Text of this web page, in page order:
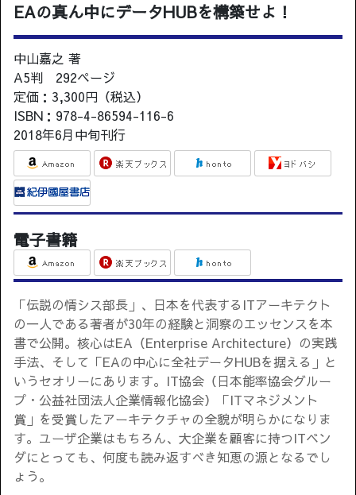
EAの真ん中にデータHUBを構築せよ！
中山嘉之 著
A5判 292ページ
定価：3,300円（税込）
ISBN：978-4-86594-116-6
2018年6月中旬刊行
電子書籍
「伝説の情シス部長」、日本を代表するITアーキテクト
の一人である著者が30年の経験と洞察のエッセンスを本
書で公開。核心はEA（Enterprise Architecture）の実践
手法、そして「EAの中心に全社データHUBを据える」と
いうセオリーにあります。IT協会（日本能率協会グルー
プ・公益社団法人企業情報化協会）「ITマネジメント
賞」を受賞したアーキテクチャの全貌が明らかになりま
す。ユーザ企業はもちろん、大企業を顧客に持つITベン
ダにとっても、何度も読み返すべき知恵の源となるでし
ょう。